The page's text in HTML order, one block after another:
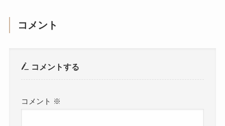
コメント
コメントする
コメント ※